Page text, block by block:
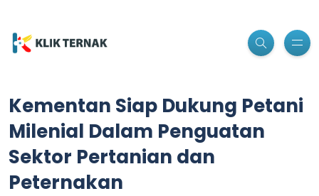
Kementan Siap Dukung Petani
Milenial Dalam Penguatan
Sektor Pertanian dan
Peternakan